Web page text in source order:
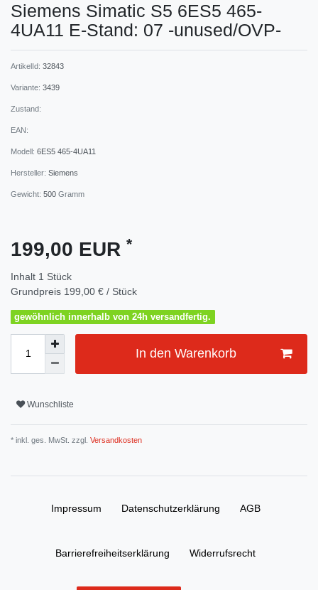
Siemens Simatic S5 6ES5 465-
4UA11 E-Stand: 07 -unused/OVP-
ArtikelId: 32843
Variante: 3439
Zustand:
EAN:
Modell: 6ES5 465-4UA11
Hersteller: Siemens
Gewicht: 500 Gramm
199,00 EUR *
Inhalt 1 Stück
Grundpreis 199,00 € / Stück
gewöhnlich innerhalb von 24h versandfertig.
In den Warenkorb
Wunschliste
* inkl. ges. MwSt. zzgl. Versandkosten
Impressum Daten­schutz­erklärung AGB
Barrierefreiheitserklärung Widerrufs­recht